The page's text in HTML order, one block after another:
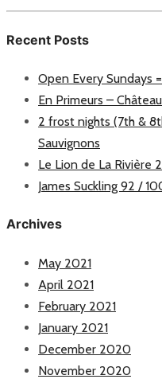
Recent Posts
Open Every Sundays
En Primeurs –
2 frost nights (7th &
Sauvignons
Le Lion de La Rivière
James Suckling 92 /
Archives
May 2021
April 2021
February 2021
January 2021
December 2020
November 2020